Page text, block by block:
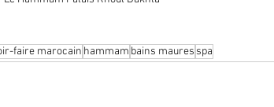
faire marocain hammam bains maures spa